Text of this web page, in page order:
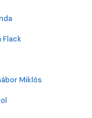
Flack
Miklós